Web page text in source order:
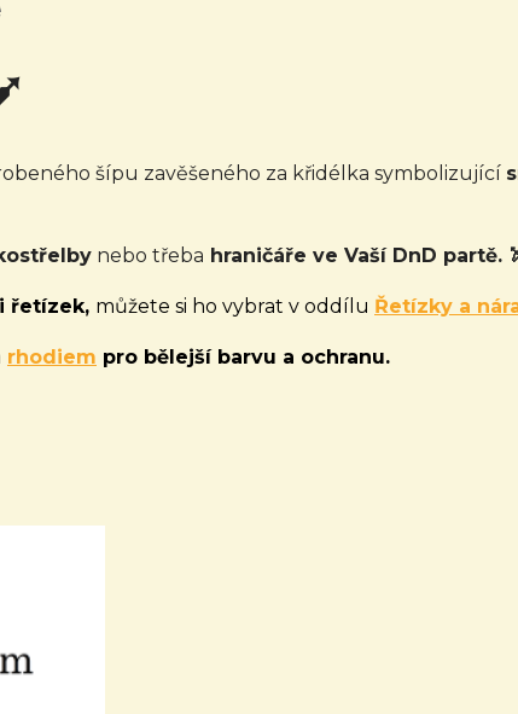
šípu zavěšeného za křidélka symbolizující
nebo třeba hraničáře ve Vaší DnD partě.
řetízek, můžete si ho vybrat v oddílu Řetízky a
rhodiem pro bělejší barvu a ochranu.